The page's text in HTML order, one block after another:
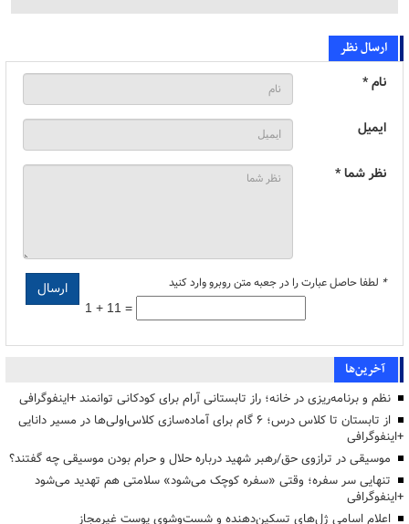
ارسال نظر
نام *
ایمیل
نظر شما *
* لطفا حاصل عبارت را در جعبه متن روبرو وارد کنید
1 + 11 =
آخرین‌ها
نظم و برنامه‌ریزی در خانه؛ راز تابستانی آرام برای کودکانی توانمند +اینفوگرافی
از تابستان تا کلاس درس؛ ۶ گام برای آماده‌سازی کلاس‌اولی‌ها در مسیر دانایی
+اینفوگرافی
موسیقی در ترازوی حق/رهبر شهید درباره حلال و حرام بودن موسیقی چه گفتند؟
تنهایی سر سفره؛ وقتی «سفره کوچک می‌شود» سلامتی هم تهدید می‌شود
+اینفوگرافی
اعلام اسامی ژل‌های تسکین‌دهنده و شست‌وشوی پوست غیرمجاز